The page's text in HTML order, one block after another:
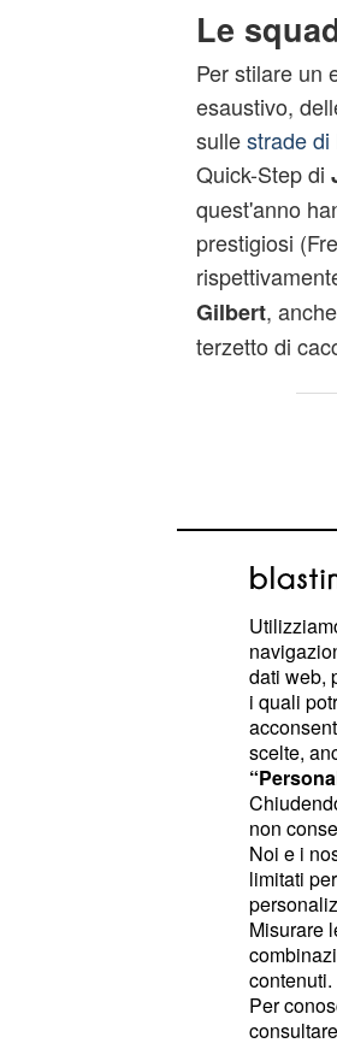
Le
Per stilare un
esaustivo,
sullestrade di
Quick-Step di
quest'anno
prestigiosi
Gilbert,
terzetto di
Vi sarà poi
Greipel,e la
interessante
non è
quanto
Dimension
sprint, ma
dati web,
i quali
scelte,
non
Noi e i
limitati
Misurare
contenuti.
Per